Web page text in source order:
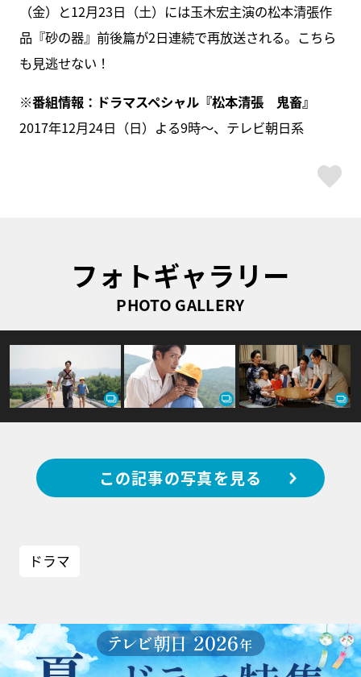
（金）と12月23日（土）には玉木宏主演の松本清張作
品『砂の器』前後篇が2日連続で再放送される。こちら
も見逃せない！
※番組情報：ドラマスペシャル『松本清張 鬼畜』
2017年12月24日（日）よる9時～、テレビ朝日系
フォトギャラリー
PHOTO GALLERY
この記事の写真を見る
ドラマ